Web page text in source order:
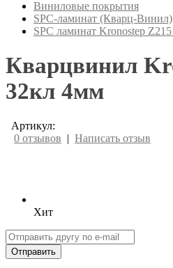
Виниловые покрытия
SPC-ламинат (Кварц-Винил)
SPC ламинат Kronostep
Кварцвинил
32кл 4мм
Артикул:
0 отзывов | Написать отзыв
Хит
Отправить